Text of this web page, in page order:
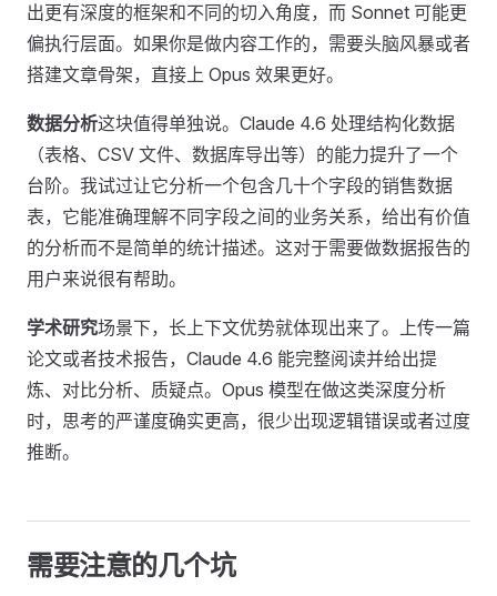
出更有深度的框架和不同的切入角度，而 Sonnet 可能更
偏执行层面。如果你是做内容工作的，需要头脑风暴或者
搭建文章骨架，直接上 Opus 效果更好。
数据分析这块值得单独说。Claude 4.6 处理结构化数据
（表格、CSV 文件、数据库导出等）的能力提升了一个
台阶。我试过让它分析一个包含几十个字段的销售数据
表，它能准确理解不同字段之间的业务关系，给出有价值
的分析而不是简单的统计描述。这对于需要做数据报告的
用户来说很有帮助。
学术研究场景下，长上下文优势就体现出来了。上传一篇
论文或者技术报告，Claude 4.6 能完整阅读并给出提
炼、对比分析、质疑点。Opus 模型在做这类深度分析
时，思考的严谨度确实更高，很少出现逻辑错误或者过度
推断。
需要注意的几个坑